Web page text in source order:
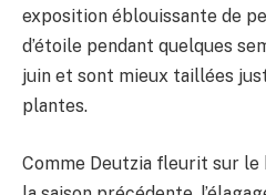
exposition éblouissante de
d’étoile pendant quelques
juin et sont mieux taillées
plantes.
Comme Deutzia fleurit sur le